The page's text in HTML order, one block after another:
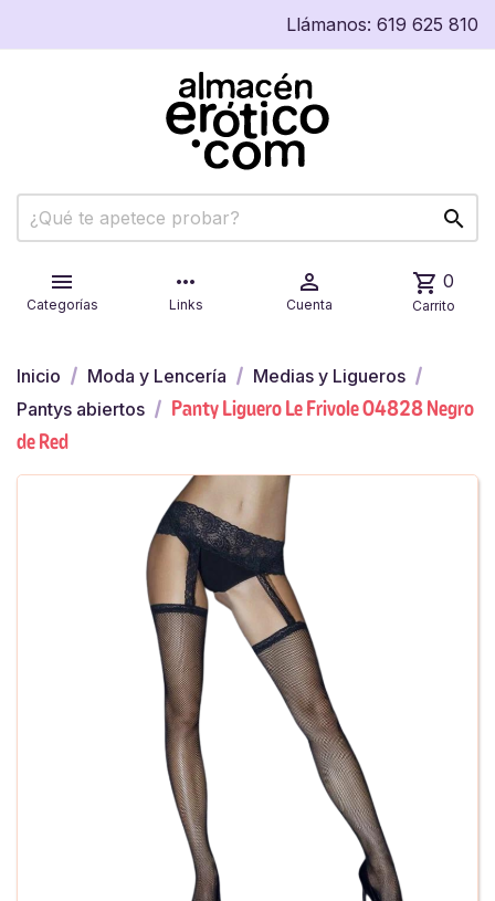
Llámanos: 619 625 810


Categorías
more_horiz
Links

Cuenta
shopping_cart 0
Carrito
Inicio Moda y Lencería
Medias y Ligueros
Pantys abiertos
Panty Liguero Le Frivole 04828 Negro
de Red